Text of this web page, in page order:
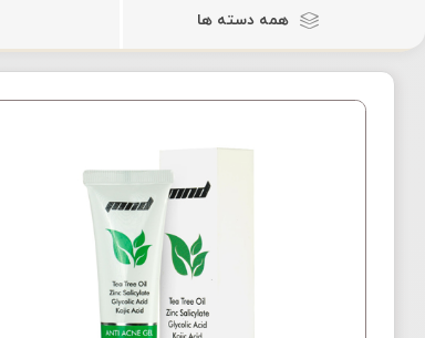
همه دسته ها